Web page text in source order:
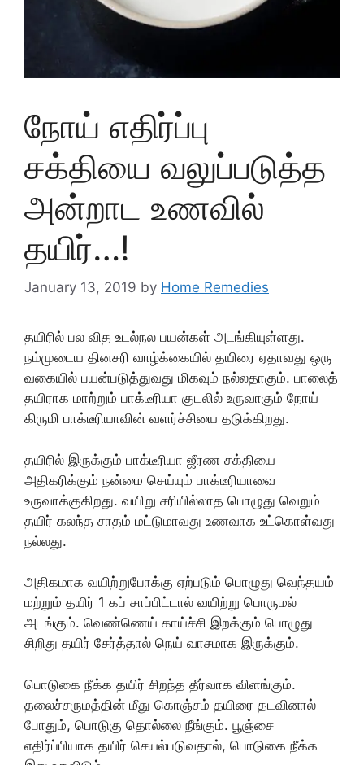
நோய் எதிர்ப்பு
சக்தியை வலுப்படுத்த
அன்றாட உணவில்
தயிர்…!
January 13, 2019 by Home Remedies
தயிரில் பல வித உடல்நல பயன்கள் அடங்கியுள்ளது.
நம்முடைய தினசரி வாழ்க்கையில் தயிரை ஏதாவது ஒரு
வகையில் பயன்படுத்துவது மிகவும் நல்லதாகும். பாலைத்
தயிராக மாற்றும் பாக்டீரியா குடலில் உருவாகும் நோய்
கிருமி பாக்டீரியாவின் வளர்ச்சியை தடுக்கிறது.
த‌‌யி‌ரி‌ல் இரு‌க்கு‌ம் பா‌க்டீ‌ரியா ஜீரண சக்தியை
அதிகரிக்கும் நன்மை செய்யும் பாக்டீரியாவை
உருவாக்குகிறது. வயிறு சரியில்லாத பொழுது வெறும்
தயிர் கலந்த சாதம் மட்டுமாவது உணவாக உட்கொள்வது
நல்லது.
அதிகமாக வயிற்றுபோக்கு ஏற்படும் பொழுது வெந்தயம்
மற்றும் தயிர் 1 கப் சாப்பிட்டால் வயிற்று பொருமல்
அடங்கும். வெண்ணெய் காய்ச்சி இறக்கும் பொழுது
சிறிது தயிர் சேர்த்தால் நெய் வாசமாக இருக்கும்.
பொடுகை நீக்க தயிர் சிறந்த தீர்வாக விளங்கும்.
தலைச்சருமத்தின் மீது கொஞ்சம் தயிரை தடவினால்
போதும், பொடுகு தொல்லை நீங்கும். பூஞ்சை
எதிர்ப்பியாக தயிர் செயல்படுவதால், பொடுகை நீக்க